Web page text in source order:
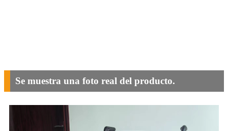
Se muestra una foto real del producto.